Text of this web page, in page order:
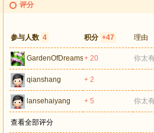
评分
参与人数 4 积分 +47 理由
GardenOfDreams+ 20 你太
qianshang + 2
lansehaiyang + 5 你太
查看全部评分